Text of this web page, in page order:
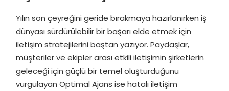
İDEAL SPOR
YAŞAM
MAGAZIN
Yılın son çeyreğini geride bırakmaya hazırlanırken iş
dünyası sürdürülebilir bir başarı elde etmek için
iletişim stratejilerini baştan yazıyor. Paydaşlar,
müşteriler ve ekipler arası etkili iletişimin şirketlerin
geleceği için güçlü bir temel oluşturduğunu
vurgulayan Optimal Ajans ise hatalı iletişim